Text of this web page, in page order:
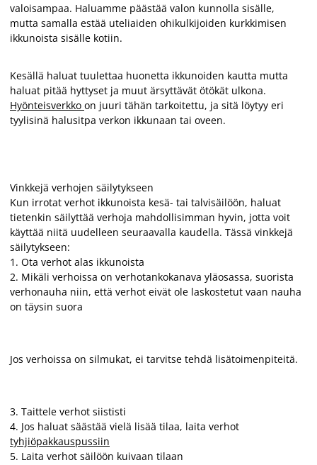
valoisampaa. Haluamme päästää valon kunnolla sisälle,
mutta samalla estää uteliaiden ohikulkijoiden kurkkimisen
ikkunoista sisälle kotiin.
Kesällä haluat tuulettaa huonetta ikkunoiden kautta mutta
haluat pitää hyttyset ja muut ärsyttävät ötökät ulkona.
Hyönteisverkko on juuri tähän tarkoitettu, ja sitä löytyy eri
tyylisinä halusitpa verkon ikkunaan tai oveen.
Vinkkejä verhojen säilytykseen
Kun irrotat verhot ikkunoista kesä- tai talvisäilöön, haluat
tietenkin säilyttää verhoja mahdollisimman hyvin, jotta voit
käyttää niitä uudelleen seuraavalla kaudella. Tässä vinkkejä
säilytykseen:
1. Ota verhot alas ikkunoista
2. Mikäli verhoissa on verhotankokanava yläosassa, suorista
verhonauha niin, että verhot eivät ole laskostetut vaan nauha
on täysin suora
Jos verhoissa on silmukat, ei tarvitse tehdä lisätoimenpiteitä.
3. Taittele verhot siististi
4. Jos haluat säästää vielä lisää tilaa, laita verhot
tyhjiöpakkauspussiin
5. Laita verhot säilöön kuivaan tilaan